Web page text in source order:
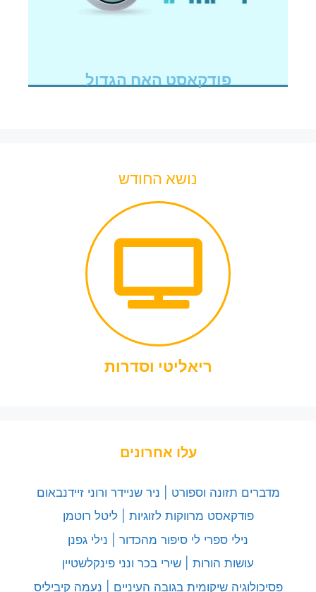
פודקאסט האח הגדול
נושא החודש
ריאליטי וסדרות
עלו אחרונים
מדברים תזונה וספורט | ניר שניידר ורוני זיידנבאום
פודקאסט מרווקות לזוגיות | ליטל רוטמן
נילי ספרי לי סיפור מהכדור | נילי גפנן
עושות הורות | שירי בכר ונני פינקלשטיין
פסיכולוגיה שיקומית בגובה העיניים | נעמה קיביליס